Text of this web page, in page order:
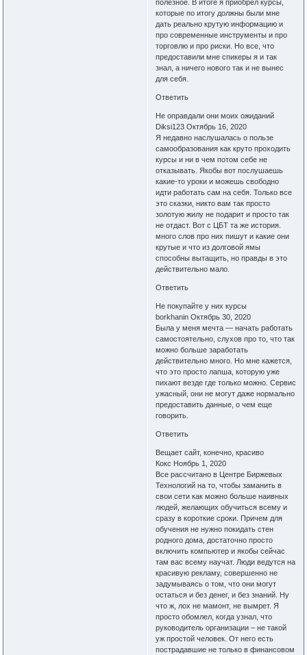
полезное. В итоге я приобрел курсы,
которые по итогу должны были мне
дать реально крутую информацию и
про современные инструменты и про
торговлю и про риски. Но все, что
предоставили мне спикеры я и так
знал, а ничего нового так и не вынес
для себя.
Ответить
Не оправдали они моих ожиданий
Diksi123 Октябрь 16, 2020
Я недавно наслушалась о пользе
самообразования как круто проходить
курсы и ни в чем потом себе не
отказывать. Якобы вот послушаешь
какие-то уроки и можешь свободно
идти работать сам на себя. Только все
это сказки, никто вам так просто
золотую жилу не подарит и просто так
не отдаст. Вот с ЦБТ та же история.
много слов про них пишут и какие они
крутые и что из долговой ямы
способны вытащить, но правды в это
действительно мало.
Ответить
Не покупайте у них курсы
borkhanin Октябрь 30, 2020
Была у меня мечта — начать работать
самостоятельно, слухов про то, что так
можно больше заработать
действительно много. Но мне кажется,
что это просто лапша, которую уже
пихают везде где только можно. Сервис
ужасный, они не могут даже нормально
предоставить данные, о чем еще
говорить.
Ответить
Вещает сайт, конечно, красиво
Кокс Ноябрь 1, 2020
Все рассчитано в Центре Биржевых
Технологий на то, чтобы заманить в
свои сети как можно больше наивных
людей, желающих обучиться всему и
сразу в короткие сроки. Причем для
обучения не нужно покидать стен
родного дома, достаточно просто
включить компьютер и якобы сейчас
там вас всему научат. Люди ведутся на
красивую рекламу, совершенно не
задумываясь о том, что они могут
остаться и без денег, и без знаний. Ну
что ж, лох не мамонт, не вымрет. Я
просто обомлел, когда узнал, что
руководитель организации – не такой
уж простой человек. От него есть
пострадавшие не только в финансовом